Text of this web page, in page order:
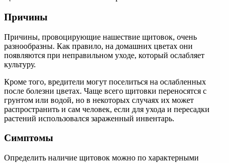
Причины
Причины, провоцирующие нашествие щитовок, очень
разнообразны. Как правило, на домашних цветах они
появляются при неправильном уходе, который ослабляет
культуру.
Кроме того, вредители могут поселиться на ослабленных
после болезни цветах. Чаще всего щитовки переносятся с
грунтом или водой, но в некоторых случаях их может
распространить и сам человек, если для ухода и пересадки
растений использовался зараженный инвентарь.
Симптомы
Определить наличие щитовок можно по характерными